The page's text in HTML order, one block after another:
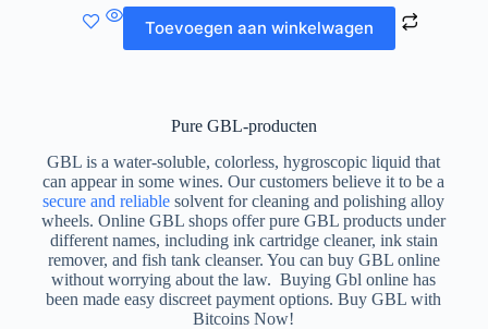
Toevoegen aan winkelwagen
Pure GBL-producten
GBL is a water-soluble, colorless, hygroscopic liquid that
can appear in some wines. Our customers believe it to be a
secure and reliable solvent for cleaning and polishing alloy
wheels. Online GBL shops offer pure GBL products under
different names, including ink cartridge cleaner, ink stain
remover, and fish tank cleanser. You can buy GBL online
without worrying about the law. Buying Gbl online has
been made easy discreet payment options. Buy GBL with
Bitcoins Now!